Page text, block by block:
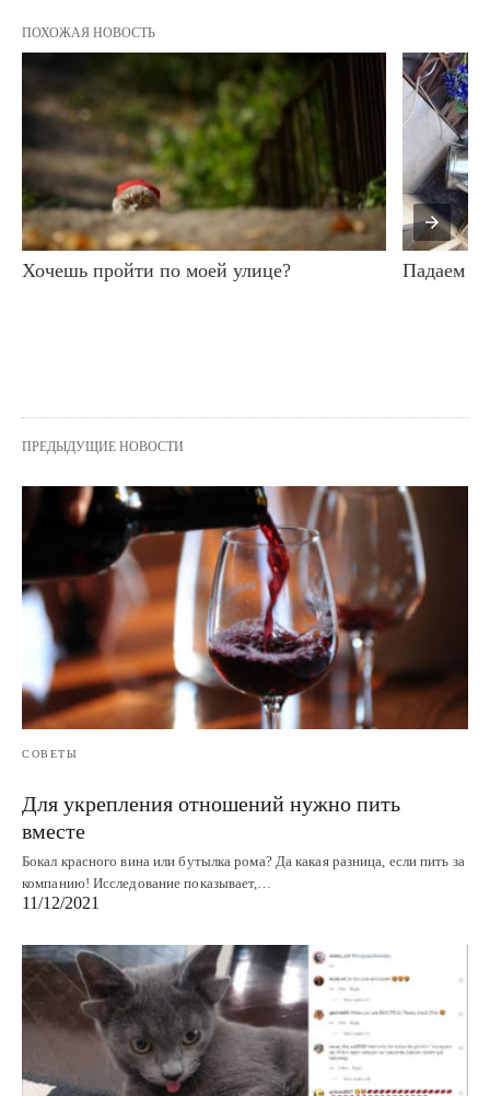
ПОХОЖАЯ НОВОСТЬ
Хочешь пройти по моей улице? Падаем
ПРЕДЫДУЩИЕ НОВОСТИ
СОВЕТЫ
Для укрепления отношений нужно пить
вместе
Бокал красного вина или бутылка рома? Да какая разница, если пить за
компанию! Исследование показывает,…
11/12/2021